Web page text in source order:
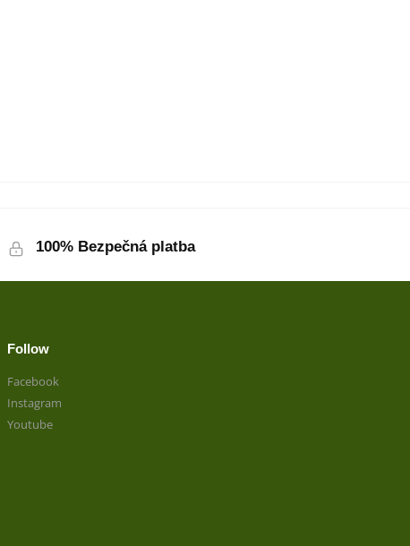
100% Bezpečná platba
Follow
Facebook
Instagram
Youtube